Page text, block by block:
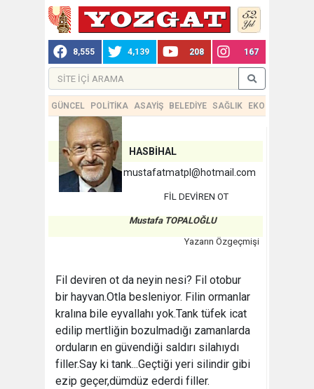
8,555 4,139 208 167
GÜNCEL POLİTİKA ASAYİŞ BELEDİYE SAĞLIK EKONOMİ
HASBİHAL
mustafatmatpl@hotmail.com
FİL DEVİREN OT
Mustafa TOPALOĞLU
Yazarın Özgeçmişi
Fil deviren ot da neyin nesi? Fil otobur
bir hayvan.Otla besleniyor. Filin ormanlar
kralına bile eyvallahı yok.Tank tüfek icat
edilip mertliğin bozulmadığı zamanlarda
orduların en güvendiği saldırı silahıydı
filler.Say ki tank...Geçtiği yeri silindir gibi
ezip geçer,dümdüz ederdi filler.